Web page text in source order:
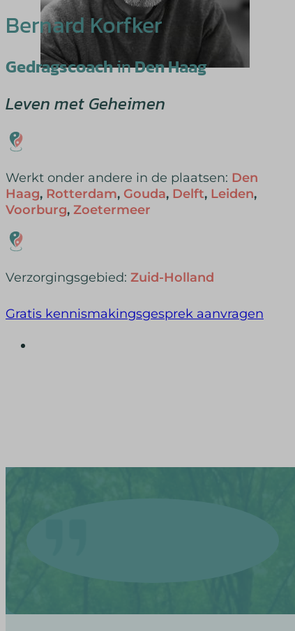
Bernard Korfker
GedragscoachinDen Haag
Leven met Geheimen
Werkt onder andere in de plaatsen: Den
Haag, Rotterdam, Gouda, Delft, Leiden,
Voorburg, Zoetermeer
Verzorgingsgebied: Zuid-Holland
Gratis kennismakingsgesprek aanvragen